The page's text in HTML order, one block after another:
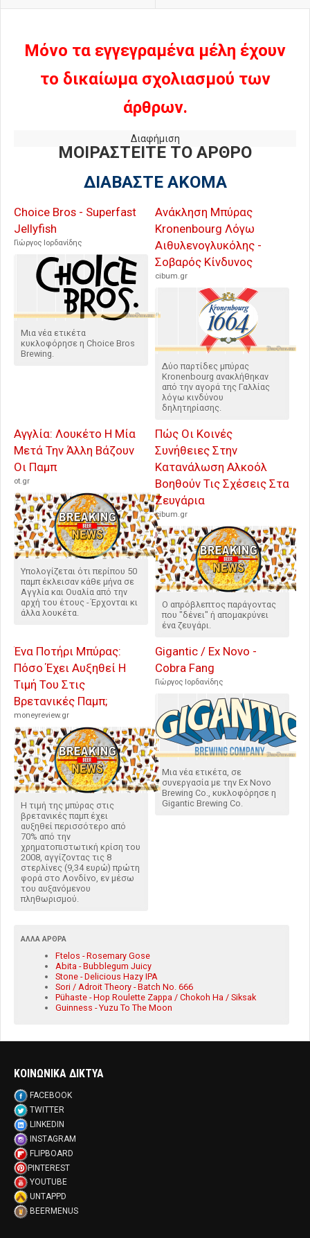
Μόνο τα εγγεγραμένα μέλη έχουν
το δικαίωμα σχολιασμού των
άρθρων.
Διαφήμιση
ΜΟΙΡΑΣΤΕΙΤΕ ΤΟ ΑΡΘΡΟ
ΔΙΑΒΑΣΤΕ ΑΚΟΜΑ
Choice Bros - Superfast
Jellyfish
Γιώργος Ιορδανίδης
Μια νέα ετικέτα
κυκλοφόρησε η Choice Bros
Brewing.
Ανάκληση Μπύρας
Kronenbourg Λόγω
Αιθυλενογλυκόλης -
Σοβαρός Κίνδυνος
cibum.gr
Δύο παρτίδες μπύρας
Kronenbourg ανακλήθηκαν
από την αγορά της Γαλλίας
λόγω κινδύνου
δηλητηρίασης.
Αγγλία: Λουκέτο Η Μία
Μετά Την Άλλη Βάζουν
Οι Παμπ
ot.gr
Υπολογίζεται ότι περίπου 50
παμπ έκλεισαν κάθε μήνα σε
Αγγλία και Ουαλία από την
αρχή του έτους - Έρχονται κι
άλλα λουκέτα.
Πώς Οι Κοινές
Συνήθειες Στην
Κατανάλωση Αλκοόλ
Βοηθούν Τις Σχέσεις Στα
Ζευγάρια
cibum.gr
Ο απρόβλεπτος παράγοντας
που "δένει" ή απομακρύνει
ένα ζευγάρι.
Ένα Ποτήρι Μπύρας:
Πόσο Έχει Αυξηθεί Η
Τιμή Του Στις
Βρετανικές Παμπ;
moneyreview.gr
Η τιμή της μπύρας στις
βρετανικές παμπ έχει
αυξηθεί περισσότερο από
70% από την
χρηματοπιστωτική κρίση του
2008, αγγίζοντας τις 8
στερλίνες (9,34 ευρώ) πρώτη
φορά στο Λονδίνο, εν μέσω
του αυξανόμενου
πληθωρισμού.
Gigantic / Ex Novo -
Cobra Fang
Γιώργος Ιορδανίδης
Μια νέα ετικέτα, σε
συνεργασία με την Ex Novo
Brewing Co., κυκλοφόρησε η
Gigantic Brewing Co.
ΆΛΛΑ ΆΡΘΡΑ
Ftelos - Rosemary Gose
Abita - Bubblegum Juicy
Stone - Delicious Hazy IPA
Sori / Adroit Theory - Batch No. 666
Pühaste - Hop Roulette Zappa / Chokoh Ha / Siksak
Guinness - Yuzu To The Moon
ΚΟΙΝΩΝΙΚΑ ΔΙΚΤΥΑ
FACEBOOK
TWITTER
LINKEDIN
INSTAGRAM
FLIPBOARD
PINTEREST
YOUTUBE
UNTAPPD
BEERMENUS